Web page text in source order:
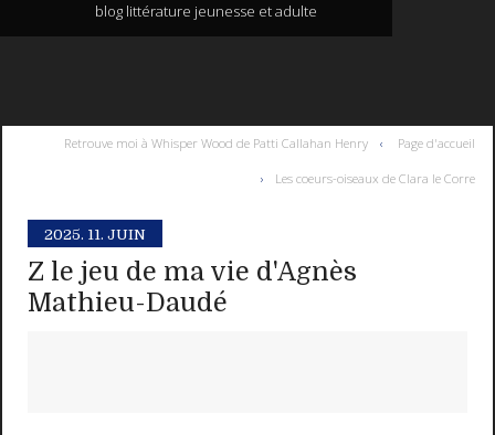
blog littérature jeunesse et adulte
Retrouve moi à Whisper Wood de Patti Callahan Henry Page d'accueil
Les coeurs-oiseaux de Clara le Corre
2025. 11. JUIN
Z le jeu de ma vie d'Agnès
Mathieu-Daudé